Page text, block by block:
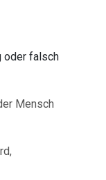
oder falsch
Mensch